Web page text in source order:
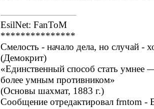
EsilNet: FanToM
***************
Смелость - начало дела, но случай -
(Демокрит)
«Единственный способ стать умнее
более умным противником»
(Основы шахмат, 1883 г.)
Сообщение отредактировал frntom -